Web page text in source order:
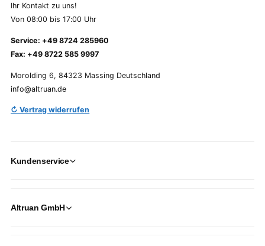
Ihr Kontakt zu uns!
Von 08:00 bis 17:00 Uhr
Service: +49 8724 285960
Fax: +49 8722 585 9997
Morolding 6, 84323 Massing Deutschland
info@altruan.de
↻ Vertrag widerrufen
Kundenservice
Altruan GmbH